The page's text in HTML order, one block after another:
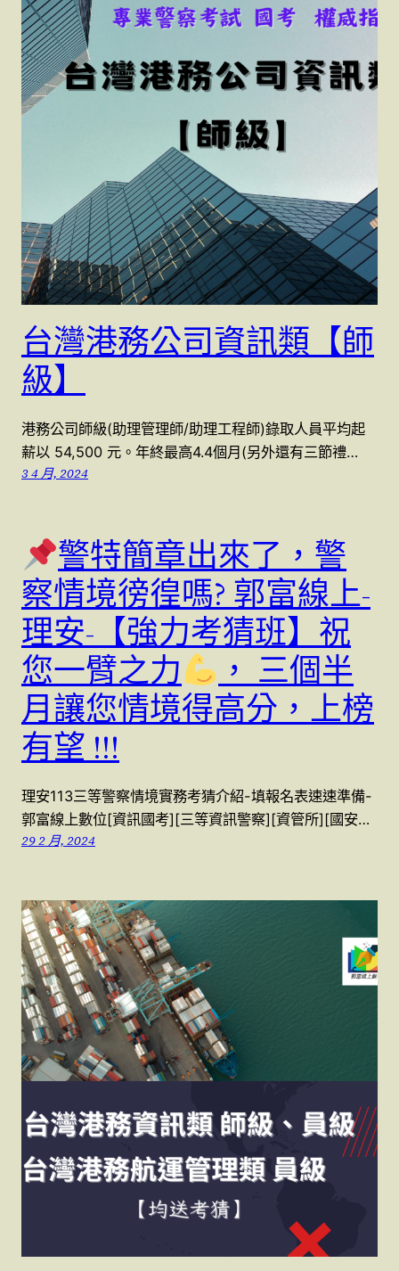
台灣港務公司資訊類【師
級】
港務公司師級(助理管理師/助理工程師)錄取人員平均起
薪以 54,500 元。年終最高4.4個月(另外還有三節禮…
3 4 月, 2024
警特簡章出來了，警
察情境徬徨嗎? 郭富線上-
理安-【強力考猜班】祝
您一臂之力
， 三個半
月讓您情境得高分，上榜
有望 !!!
理安113三等警察情境實務考猜介紹-填報名表速速準備-
郭富線上數位[資訊國考][三等資訊警察][資管所][國安…
29 2 月, 2024